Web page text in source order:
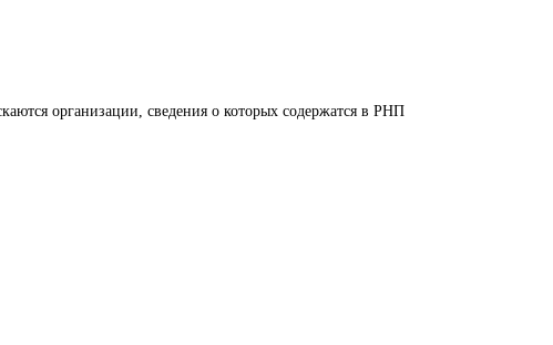
организации, сведения о которых содержатся в РНП